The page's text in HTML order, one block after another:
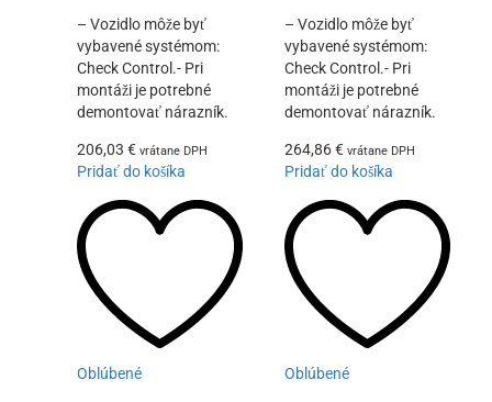
– Vozidlo môže byť
vybavené systémom:
Check Control.- Pri
montáži je potrebné
demontovať nárazník.
206,03 € vrátane DPH
Pridať do košíka
Oblúbené
– Vozidlo môže byť
vybavené systémom:
Check Control.- Pri
montáži je potrebné
demontovať nárazník.
264,86€ vrátane DPH
Pridať do košíka
Oblúbené